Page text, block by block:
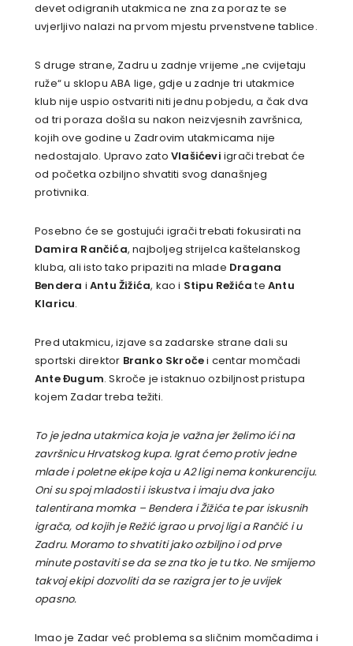
devet odigranih utakmica ne zna za poraz te se
uvjerljivo nalazi na prvom mjestu prvenstvene tablice.
S druge strane, Zadru u zadnje vrijeme „ne cvijetaju
ruže“ u sklopu ABA lige, gdje u zadnje tri utakmice
klub nije uspio ostvariti niti jednu pobjedu, a čak dva
od tri poraza došla su nakon neizvjesnih završnica,
kojih ove godine u Zadrovim utakmicama nije
nedostajalo. Upravo zato Vlašićevi igrači trebat će
od početka ozbiljno shvatiti svog današnjeg
protivnika.
Posebno će se gostujući igrači trebati fokusirati na
Damira Rančića, najboljeg strijelca kaštelanskog
kluba, ali isto tako pripaziti na mlade Dragana
Bendera iAntu Žižića, kao i Stipu RežićateAntu
Klaricu.
Pred utakmicu, izjave sa zadarske strane dali su
sportski direktor Branko Skročei centar momčadi
Ante Đugum. Skroče je istaknuo ozbiljnost pristupa
kojem Zadar treba težiti.
To je jedna utakmica koja je važna jer želimo ići na
završnicu Hrvatskog kupa. Igrat ćemo protiv jedne
mlade i poletne ekipe koja u A2 ligi nema konkurenciju.
Oni su spoj mladosti i iskustva i imaju dva jako
talentirana momka – Bendera i Žižića te par iskusnih
igrača, od kojih je Režić igrao u prvoj ligi a Rančić i u
Zadru. Moramo to shvatiti jako ozbiljno i od prve
minute postaviti se da se zna tko je tu tko. Ne smijemo
takvoj ekipi dozvoliti da se razigra jer to je uvijek
opasno.
Imao je Zadar već problema sa sličnim momčadima i